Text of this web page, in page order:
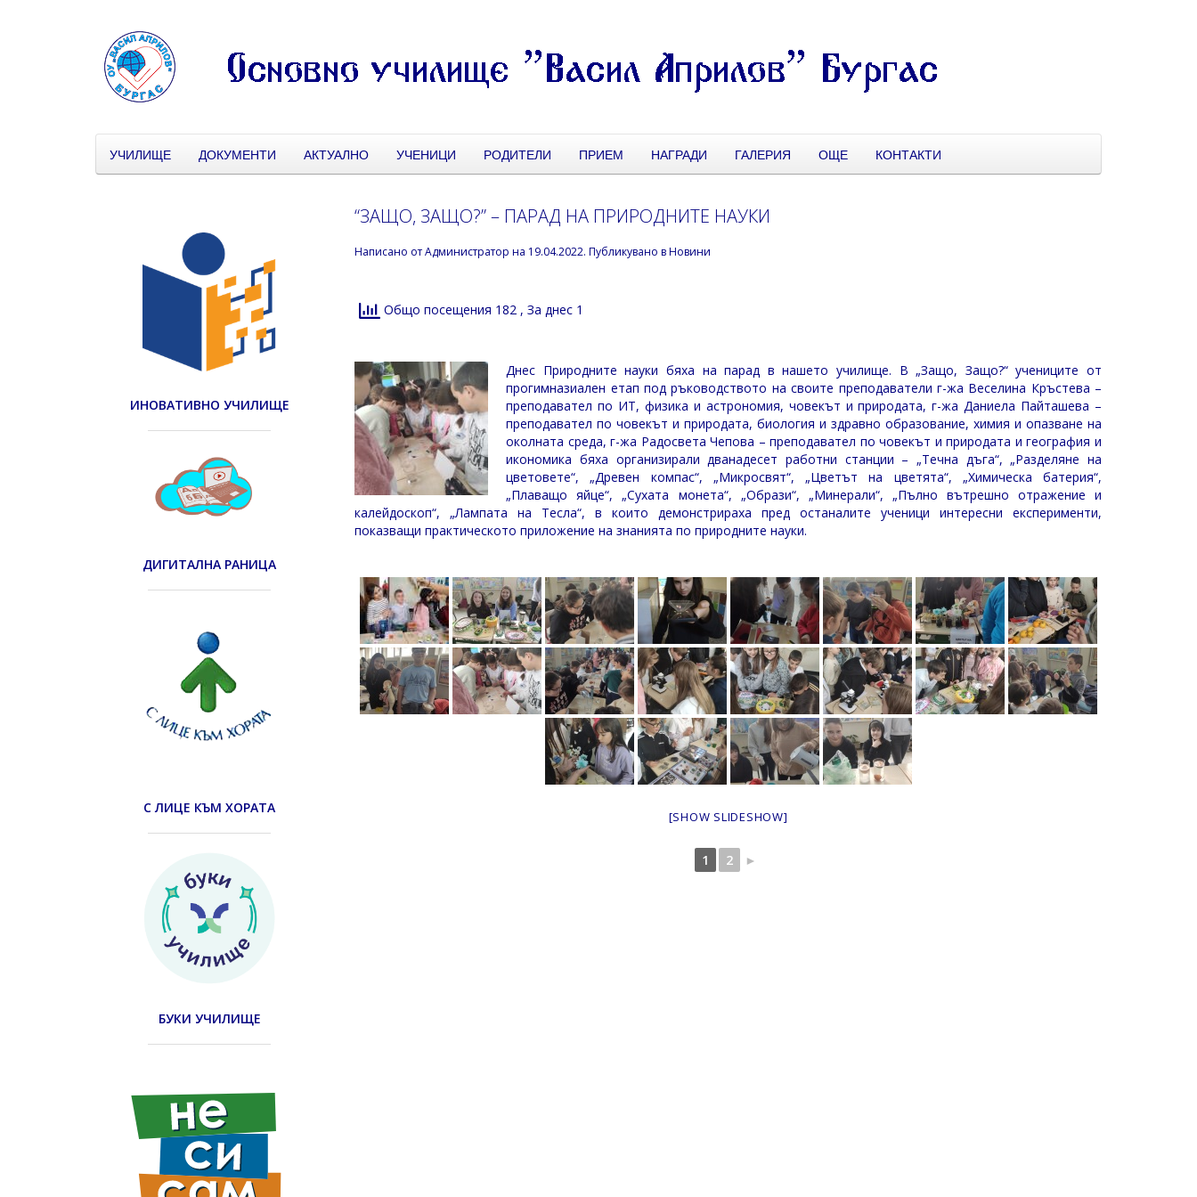
УЧИЛИЩЕ ДОКУМЕНТИ АКТУАЛНО УЧЕНИЦИ РОДИТЕЛИ ПРИЕМ НАГРАДИ ГАЛЕРИЯ ОЩЕ КОНТАКТИ
“ЗАЩО, ЗАЩО?” – ПАРАД НА ПРИРОДНИТЕ НАУКИ
Написано отАдминистратор на 19.04.2022. Публикувано вНовини
Общо посещения 182 , За днес 1
Днес Природните науки бяха на парад в нашето училище. В „Защо, Защо?“ учениците от
прогимназиален етап под ръководството на своите преподаватели г-жа Веселина Кръстева –
преподавател по ИТ, физика и астрономия, човекът и природата, г-жа Даниела Пайташева –
преподавател по човекът и природата, биология и здравно образование, химия и опазване на
околната среда, г-жа Радосвета Чепова – преподавател по човекът и природата и география и
икономика бяха организирали дванадесет работни станции – „Течна дъга“, „Разделяне на
цветовете“, „Древен компас“, „Микросвят“, „Цветът на цветята“, „Химическа батерия“,
„Плаващо яйце“, „Сухата монета“, „Образи“, „Минерали“, „Пълно вътрешно отражение и
калейдоскоп“, „Лампата на Тесла“, в които демонстрираха пред останалите ученици интересни експерименти,
показващи практическото приложение на знанията по природните науки.
[SHOW SLIDESHOW]
1 2 ►
ИНОВАТИВНО УЧИЛИЩЕ
ДИГИТАЛНА РАНИЦА
С ЛИЦЕ КЪМ ХОРАТА
БУКИ УЧИЛИЩЕ